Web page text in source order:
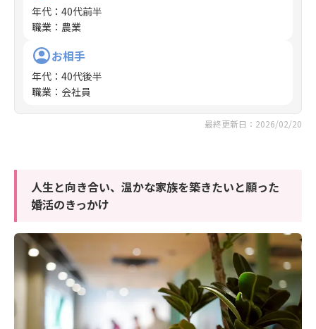
年代 ： 40代前半
職業 ： 農業
お相手
年代 ： 40代後半
職業 ： 会社員
最終更新日：2026/02/20
人生と向き合い、温かな家族を築きたいと願った
婚活のきっかけ